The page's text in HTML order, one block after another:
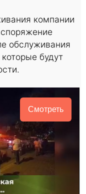
компании
обслуживания
будут
Смотреть